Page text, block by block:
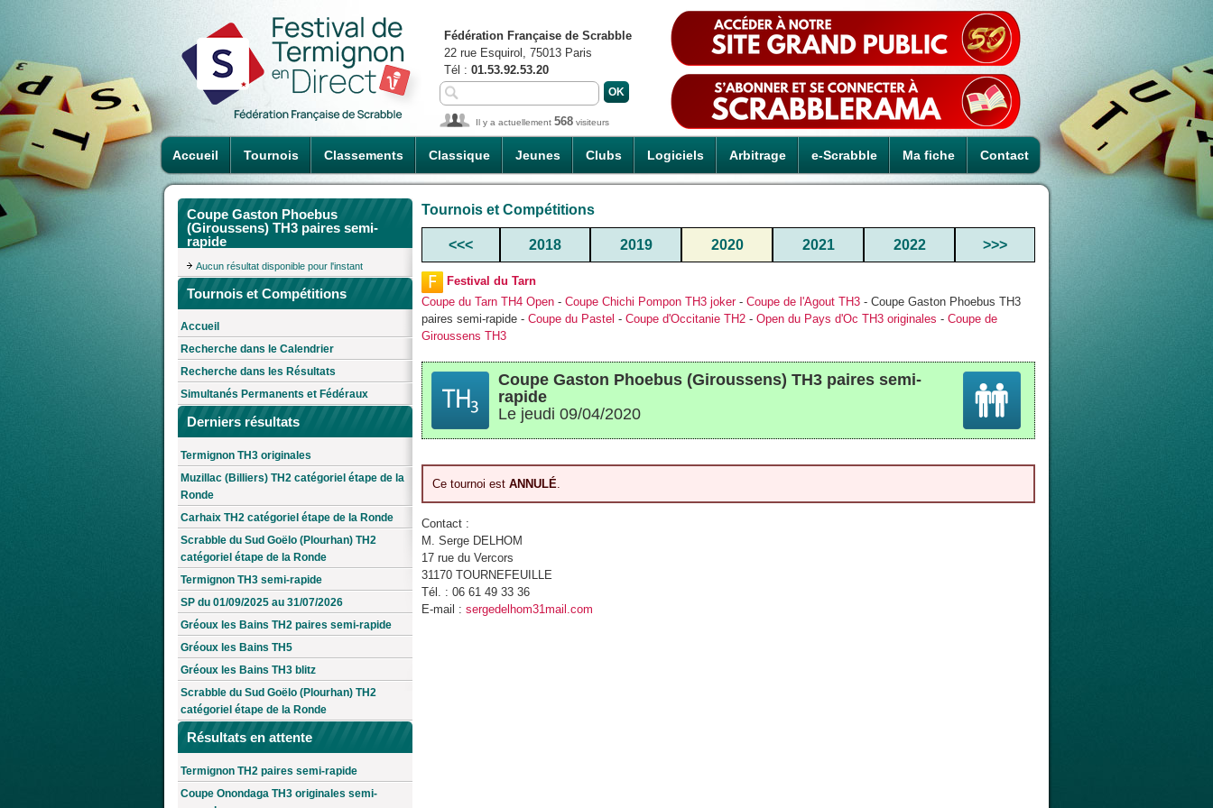
Accueil Tournois Classements Classique Jeunes Clubs Logiciels Arbitrage e-Scrabble Ma fiche Contact
Fédération Française de Scrabble
22 rue Esquirol, 75013 Paris
Tél : 01.53.92.53.20
Il y a actuellement 568 visiteurs
Coupe Gaston Phoebus
(Giroussens) TH3 paires semi-
rapide
Aucun résultat disponible pour l'instant
Tournois et Compétitions
Accueil
Recherche dans le Calendrier
Recherche dans les Résultats
Simultanés Permanents et Fédéraux
Derniers résultats
Termignon TH3 originales
Muzillac (Billiers) TH2 catégoriel étape de la
Ronde
Carhaix TH2 catégoriel étape de la Ronde
Scrabble du Sud Goëlo (Plourhan) TH2
catégoriel étape de la Ronde
Termignon TH3 semi-rapide
SP du 01/09/2025 au 31/07/2026
Gréoux les Bains TH2 paires semi-rapide
Gréoux les Bains TH5
Gréoux les Bains TH3 blitz
Scrabble du Sud Goëlo (Plourhan) TH2
catégoriel étape de la Ronde
Résultats en attente
Termignon TH2 paires semi-rapide
Coupe Onondaga TH3 originales semi-
Tournois et Compétitions
<<< 2018 2019 2020 2021 2022 >>>
Festival du Tarn
Coupe du Tarn TH4 Open - Coupe Chichi Pompon TH3 joker- Coupe de l'Agout TH3 - Coupe Gaston Phoebus TH3
paires semi-rapide - Coupe du Pastel - Coupe d'Occitanie TH2 - Open du Pays d'Oc TH3 originales - Coupe de
Giroussens TH3
Coupe Gaston Phoebus (Giroussens) TH3 paires semi-
rapide
Le jeudi 09/04/2020
Ce tournoi est ANNULÉ
Contact :
M. Serge DELHOM
17 rue du Vercors
31170 TOURNEFEUILLE
Tél. : 06 61 49 33 36
E-mail : sergedelhom31mail.com